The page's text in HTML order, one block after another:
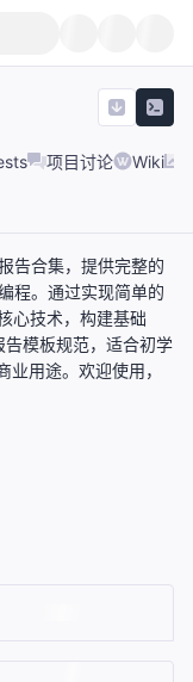
项目讨论 Wiki
告合集，提供完整的
程。通过实现简单的
心技术，构建基础
模板规范，适合初学
用途。欢迎使用，